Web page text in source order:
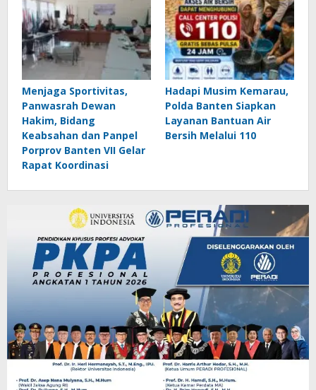
Menjaga Sportivitas,
Panwasrah Dewan
Hakim, Bidang
Keabsahan dan Panpel
Porprov Banten VII Gelar
Rapat Koordinasi
Hadapi Musim Kemarau,
Polda Banten Siapkan
Layanan Bantuan Air
Bersih Melalui 110